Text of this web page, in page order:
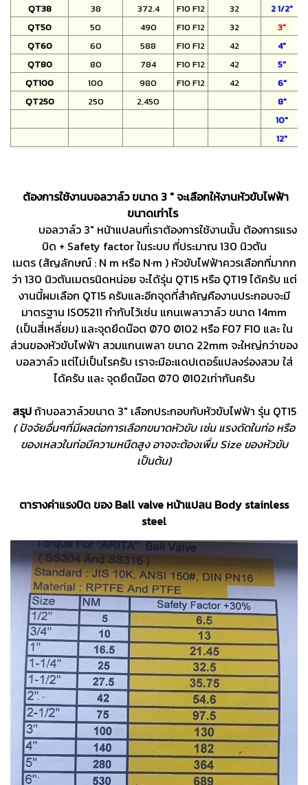
QT38
38 372.4 F10 F12 32
2 1/2"
QT50
50 490 F10 F12 32
3"
QT60
60 588 F10 F12 42
4"
QT80
80 784 F10 F12 42
5"
QT100
100 980 F10 F12 42
6"
QT250
250 2,450
8"
10"
12"
ต้องการใช้งานบอลวาล์ว ขนาด 3 " จะเลือกให้งานหัวขับไฟฟ้า
ขนาดเท่าไร
บอลวาล์ว 3" หน้าแปลนที่เราต้องการใช้งานนั้น ต้องการแรง
บิด + Safety factor ในระบบ ที่ประมาณ 130 นิวตัน
เมตร (สัญลักษณ์ : N m หรือ N·m ) หัวขับไฟฟ้าควรเลือกที่มากก
ว่า 130 นิวตันเมตรนิดหน่อย จะได้รุ่น QT15 หรือ QT19 ได้ครับ แต่
งานนี้ผมเลือก QT15 ครับและอีกจุดที่สำคัญคืองานประกอบจะมี
มาตรฐาน ISO5211 กำกับไว้เช่น แกนเพลาวาล์ว ขนาด 14mm
(เป็นสี่เหลี่ยม) และจุดยึดน๊อต Ø70 Ø102 หรือ F07 F10 และ ใน
ส่วนของหัวขับไฟฟ้า สวมแกนเพลา ขนาด 22mm จะใหญ่กว่าของ
บอลวาล์ว แต่ไม่เป็นไรครับ เราจะมีอะแดปเตอร์แปลงร่องสวม ใส่
ได้ครับ และ จุดยึดน๊อต Ø70 Ø102เท่ากันครับ
สรุปถ้าบอลวาล์วขนาด 3" เลือกประกอบกับหัวขับไฟฟ้า รุ่น QT15
( ปัจจัยอื่นๆที่มีผลต่อการเลือกขนาดหัวขับ เช่น แรงดัดในท่อ หรือ
ของเหลวในท่อมีความหนืดสูง อาจจะต้องเพื่ม Size ของหัวขับ
เป็นต้น)
ตารางค่าแรงบิด ของ Ball valve หน้าแปลน Body stainless
steel